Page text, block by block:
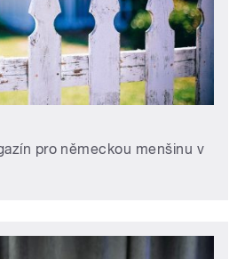
pro německou menšinu v